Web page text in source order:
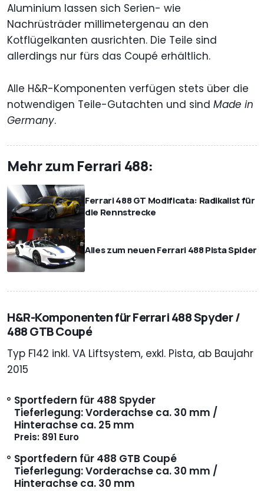
Aluminium lassen sich Serien- wie
Nachrüsträder millimetergenau an den
Kotflügelkanten ausrichten. Die Teile sind
allerdings nur fürs das Coupé erhältlich.
Alle H&R-Komponenten verfügen stets über die
notwendigen Teile-Gutachten und sind Made in
Germany.
Mehr zum Ferrari 488:
Ferrari 488 GT Modificata: Radikalist für
die Rennstrecke
Alles zum neuen Ferrari 488 Pista Spider
H&R-Komponenten für Ferrari 488 Spyder /
488 GTB Coupé
Typ F142 inkl. VA Liftsystem, exkl. Pista, ab Baujahr
2015
Sportfedern für 488 Spyder
Tieferlegung: Vorderachse ca. 30 mm /
Hinterachse ca. 25 mm
Preis: 891 Euro
Sportfedern für 488 GTB Coupé
Tieferlegung: Vorderachse ca. 30 mm /
Hinterachse ca. 30 mm